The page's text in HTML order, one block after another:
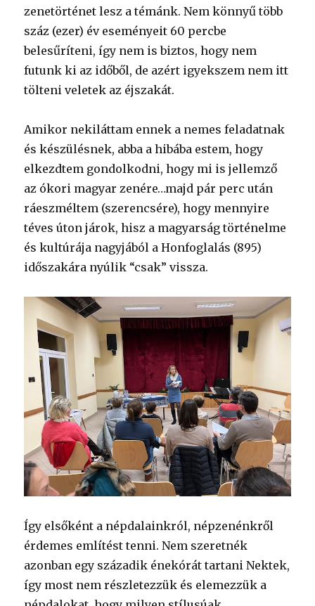
zenetörténet lesz a témánk. Nem könnyű több
száz (ezer) év eseményeit 60 percbe
belesűríteni, így nem is biztos, hogy nem
futunk ki az időből, de azért igyekszem nem itt
tölteni veletek az éjszakát.
Amikor nekiláttam ennek a nemes feladatnak
és készülésnek, abba a hibába estem, hogy
elkezdtem gondolkodni, hogy mi is jellemző
az ókori magyar zenére…majd pár perc után
ráeszméltem (szerencsére), hogy mennyire
téves úton járok, hisz a magyarság történelme
és kultúrája nagyjából a Honfoglalás (895)
időszakára nyúlik “csak” vissza.
Így elsőként a népdalainkról, népzenénkről
érdemes említést tenni. Nem szeretnék
azonban egy századik énekórát tartani Nektek,
így most nem részletezzük és elemezzük a